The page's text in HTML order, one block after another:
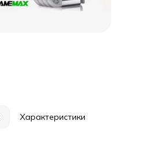
Характеристики